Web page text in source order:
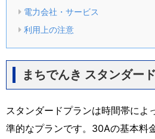
電力会社・サービス
利用上の注意
まちでんき スタンダー
スタンダードプランは時間帯によ
準的なプランです。30Aの基本料